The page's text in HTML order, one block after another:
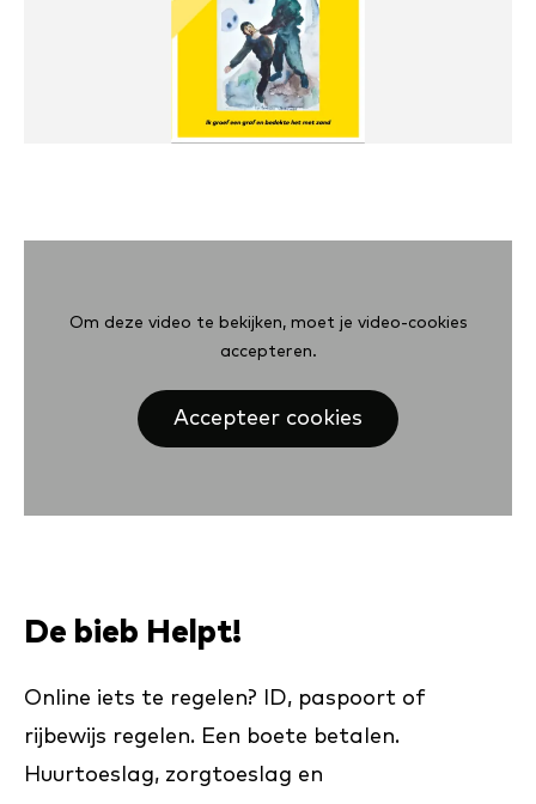
Om deze video te bekijken, moet je video-cookies
accepteren.
Accepteer cookies
De bieb Helpt!
Online iets te regelen? ID, paspoort of
rijbewijs regelen. Een boete betalen.
Huurtoeslag, zorgtoeslag en